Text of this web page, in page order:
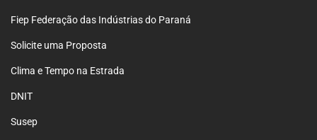
Fiep Federação das Indústrias do Paraná
Solicite uma Proposta
Clima e Tempo na Estrada
DNIT
Susep